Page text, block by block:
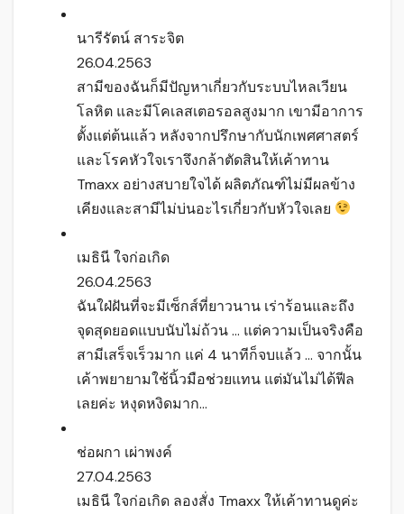
นารีรัตน์ สาระจิต
26.04.2563
สามีของฉันก็มีปัญหาเกี่ยวกับระบบไหลเวียน
โลหิต และมีโคเลสเตอรอลสูงมาก เขามีอาการ
ตั้งแต่ต้นแล้ว หลังจากปรึกษากับนักเพศศาสตร์
และโรคหัวใจเราจึงกล้าตัดสินให้เค้าทาน
Tmaxx อย่างสบายใจได้ ผลิตภัณฑ์ไม่มีผลข้าง
เคียงและสามีไม่บ่นอะไรเกี่ยวกับหัวใจเลย
เมธินี ใจก่อเกิด
26.04.2563
ฉันใฝ่ฝันที่จะมีเซ็กส์ที่ยาวนาน เร่าร้อนและถึง
จุดสุดยอดแบบนับไม่ถ้วน … แต่ความเป็นจริงคือ
สามีเสร็จเร็วมาก แค่ 4 นาทีก็จบแล้ว … จากนั้น
เค้าพยายามใช้นิ้วมือช่วยแทน แต่มันไม่ได้ฟีล
เลยค่ะ หงุดหงิดมาก…
ช่อผกา เผ่าพงค์
27.04.2563
เมธินี ใจก่อเกิด ลองสั่ง Tmaxx ให้เค้าทานดูค่ะ